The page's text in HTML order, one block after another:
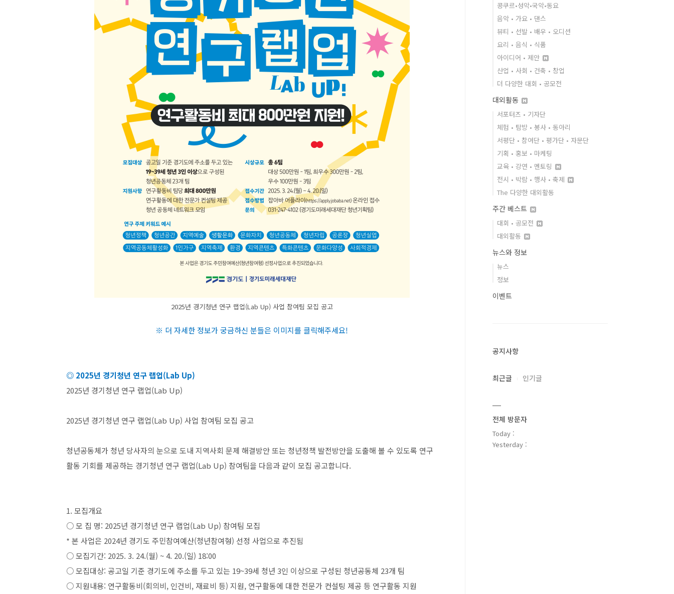
2025년 경기청년 연구 랩업(Lab Up) 사업 참여팀 모집 공고
※ 더 자세한 정보가 궁금하신 분들은 이미지를 클릭해주세요!
◎ 2025년 경기청년 연구 랩업(Lab Up)
2025년 경기청년 연구 랩업(Lab Up)
2025년 경기청년 연구 랩업(Lab Up) 사업 참여팀 모집 공고
청년공동체가 청년 당사자의 눈으로 도내 지역사회 문제 해결방안 또는 청년정책 발전방안을 도출해 볼 수 있도록 연구
활동 기회를 제공하는 경기청년 연구 랩업(Lab Up) 참여팀을 다음과 같이 모집 공고합니다.
1. 모집개요
○ 모 집 명: 2025년 경기청년 연구 랩업(Lab Up) 참여팀 모집
* 본 사업은 2024년 경기도 주민참여예산(청년참여형) 선정 사업으로 추진됨
○ 모집기간: 2025. 3. 24.(월) ~ 4. 20.(일) 18:00
○ 모집대상: 공고일 기준 경기도에 주소를 두고 있는 19~39세 청년 3인 이상으로 구성된 청년공동체 23개 팀
○ 지원내용: 연구활동비(회의비, 인건비, 재료비 등) 지원, 연구활동에 대한 전문가 컨설팅 제공 등 연구활동 지원
콩쿠르•성악•국악•동요
음악 • 가요 • 댄스
뷰티 • 선발 • 배우 • 오디션
요리 • 음식 • 식품
아이디어 • 제안
산업 • 사회 • 건축 • 창업
더 다양한 대회 • 공모전
대외활동
서포터즈 • 기자단
체험 • 탐방 • 봉사 • 동아리
서평단 • 참여단 • 평가단 • 자문단
기획 • 홍보 • 마케팅
교육 • 강연 • 멘토링
전시 • 박람 • 행사 • 축제
The 다양한 대외활동
주간 베스트
대회 • 공모전
대외활동
뉴스와 정보
뉴스
정보
이벤트
공지사항
최근글 인기글
전체 방문자
Today :
Yesterday :